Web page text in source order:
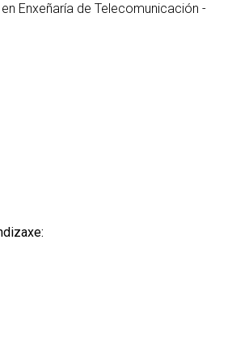
Enxeñaría de Telecomunicación -